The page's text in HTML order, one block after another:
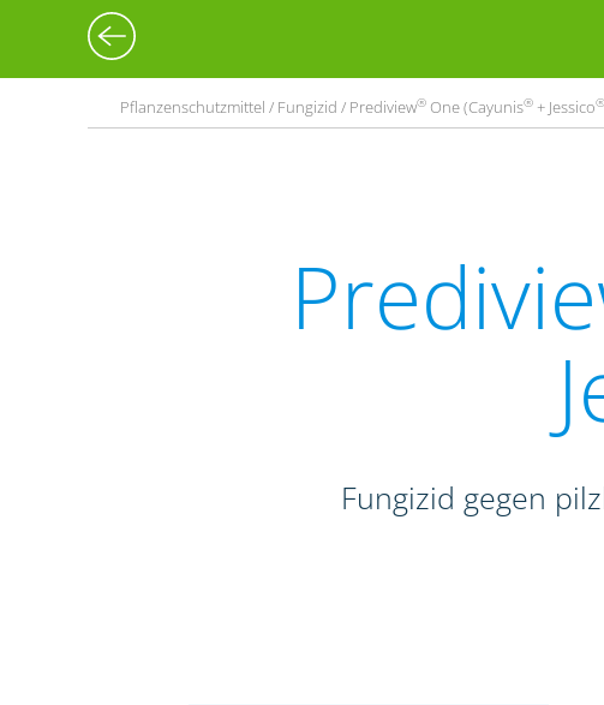
Pflanzenschutzmittel / Fungizid / Prediview® One (Cayunis® + Jessico®
Fungizid gegen